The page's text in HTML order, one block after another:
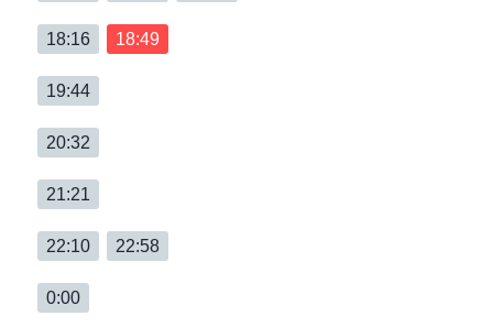
18:16 18:49
19:44
20:32
21:21
22:10 22:58
0:00